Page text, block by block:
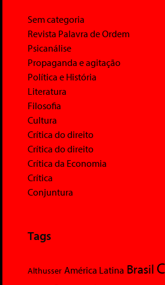
Sem categoria
Revista Palavra de Ordem
Psicanálise
Propaganda e agitação
Política e História
Literatura
Filosofia
Cultura
Crítica do direito
Crítica do direito
Crítica da Economia
Crítica
Conjuntura
Tags
Althusser América Latina Brasil